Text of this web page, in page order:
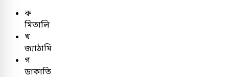
ক
মিতালি
খ
জ্যাঠামি
গ
ডাকাতি